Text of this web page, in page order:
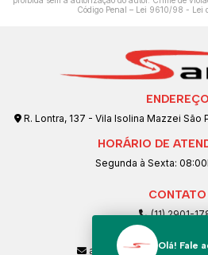
Código Penal – Lei 9610/98 - Lei
ENDEREÇO
R. Lontra, 137 - Vila Isolina Mazzei
HORÁRIO DE
Segunda à Sexta:
CONTATO
(11) 2901-
(11) 99239-
Olá! Fale